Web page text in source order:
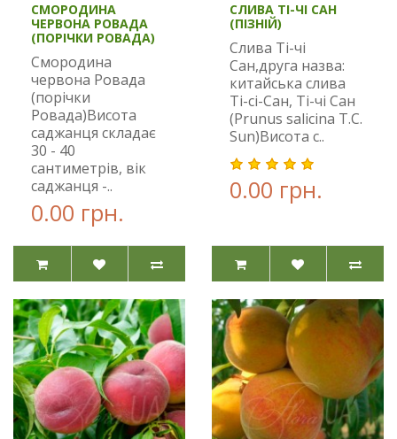
СМОРОДИНА
ЧЕРВОНА РОВАДА
(ПОРІЧКИ РОВАДА)
Смородина
червона Ровада
(порічки
Ровада)Висота
саджанця складає
30 - 40
сантиметрів, вік
саджанця -..
0.00 грн.
СЛИВА ТІ-ЧІ САН
(ПІЗНІЙ)
Слива Ті-чі
Сан,друга назва:
китайська слива
Ті-сі-Сан, Ті-чі Сан
(Prunus salicina T.C.
Sun)Висота с..
0.00 грн.